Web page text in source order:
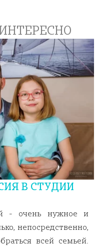
В СТУДИИ
- очень нужное и
непосредственно,
всей семьей.